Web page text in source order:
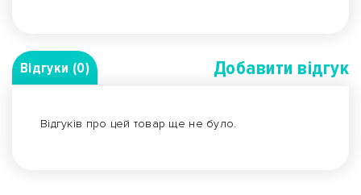
Відгуки (0) Добавити вiдгук
Відгуків про цей товар ще не було.